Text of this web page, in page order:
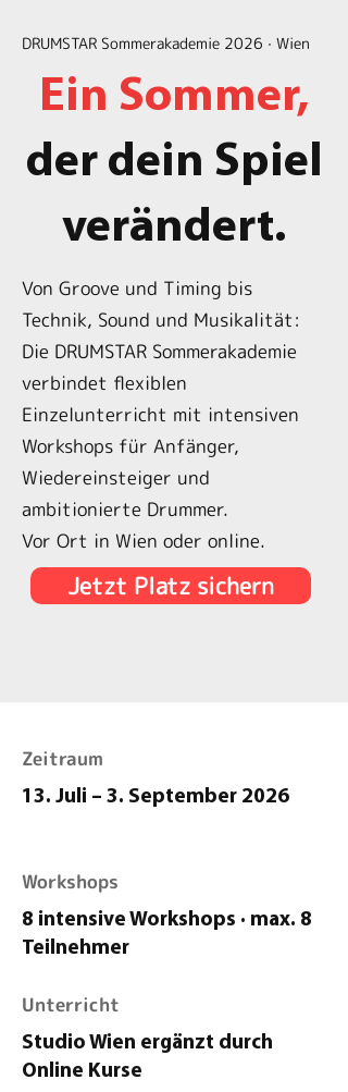
DRUMSTAR Sommerakademie 2026 · Wien
Ein Sommer,
der dein Spiel
verändert.
Von Groove und Timing bis
Technik, Sound und Musikalität:
Die DRUMSTAR Sommerakademie
verbindet flexiblen
Einzelunterricht mit intensiven
Workshops für Anfänger,
Wiedereinsteiger und
ambitionierte Drummer.
Vor Ort in Wien oder online.
Jetzt Platz sichern
Zeitraum
13. Juli – 3. September 2026
Workshops
8 intensive Workshops · max. 8
Teilnehmer
Unterricht
Studio Wien ergänzt durch
Online Kurse